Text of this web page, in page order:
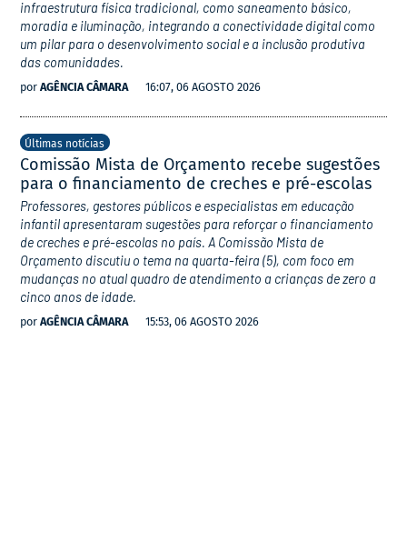
infraestrutura física tradicional, como saneamento básico,
moradia e iluminação, integrando a conectividade digital como
um pilar para o desenvolvimento social e a inclusão produtiva
das comunidades.
por AGÊNCIA CÂMARA 16:07, 06 AGOSTO 2026
Últimas notícias
Comissão Mista de Orçamento recebe sugestões
para o financiamento de creches e pré-escolas
Professores, gestores públicos e especialistas em educação
infantil apresentaram sugestões para reforçar o financiamento
de creches e pré-escolas no país. A Comissão Mista de
Orçamento discutiu o tema na quarta-feira (5), com foco em
mudanças no atual quadro de atendimento a crianças de zero a
cinco anos de idade.
por AGÊNCIA CÂMARA 15:53, 06 AGOSTO 2026